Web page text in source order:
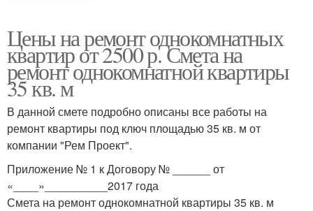
Цены на ремонт однокомнатных
квартир от 2500 р. Смета на
ремонт однокомнатной квартиры
35 кв. м
В данной смете подробно описаны все работы на
ремонт квартиры под ключ площадью 35 кв. м от
компании "Рем Проект".
Приложение № 1 к Договору № ______ от
«____»__________2017 года
Смета на ремонт однокомнатной квартиры 35 кв. м